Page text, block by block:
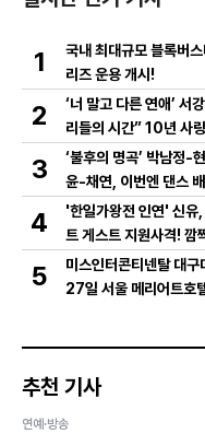
1
국내 최대규모 블록버스터 미스인터콘티넨탈 한
리즈 운용 개시!
2
‘너 말고 다른 연애’ 서
리들의 시간” 10년 사
저 영상 공개!
3
‘불후의 명곡’ 박남정-
윤-채연, 이번엔 댄스
총출동! 댄스 본능 깨운
4
'한일가왕전 인연' 신유,
트 게스트 지원사격! 깜
5
미스인터콘티넨탈 대
27일 서울 메리어트호
추천 기사
연예·방송